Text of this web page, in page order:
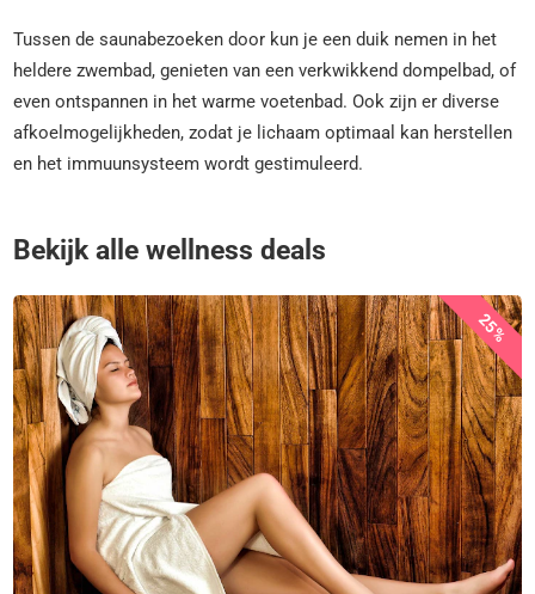
Tussen de saunabezoeken door kun je een duik nemen in het
heldere zwembad, genieten van een verkwikkend dompelbad, of
even ontspannen in het warme voetenbad. Ook zijn er diverse
afkoelmogelijkheden, zodat je lichaam optimaal kan herstellen
en het immuunsysteem wordt gestimuleerd.
Bekijk alle wellness deals
25%